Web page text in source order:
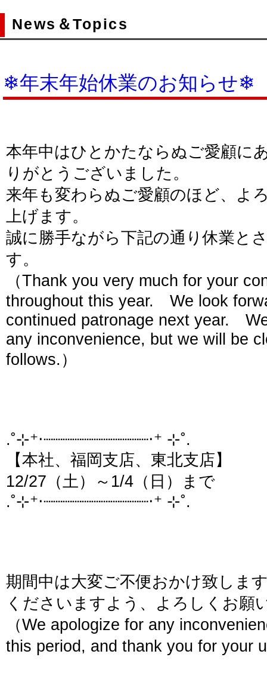
News＆Topics
❄年末年始休業のお知らせ❄
本年中はひとかたならぬご愛顧に
りがとうございました。
来年も変わらぬご愛顧のほど、よ
上げます。
誠に勝手ながら下記の通り休業と
す。
（Thank you very much for your
throughout this year. We look
continued patronage next year.
any inconvenience, but we will be
follows.）
.˚⊹⁺‧┈┈┈┈┈┈┈┈┈┈┈‧⁺ ⊹˚.
【本社、福岡支店、東北支店】
12/27（土）～1/4（日）まで
.˚⊹⁺‧┈┈┈┈┈┈┈┈┈┈┈‧⁺ ⊹˚.
期間中は大変ご不便おかけ致しま
くださいますよう、よろしくお願
（We apologize for any
this period, and thank you for your